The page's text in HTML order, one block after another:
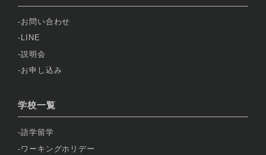
お問い合わせ
LINE
説明会
お申し込み
学校一覧
語学留学
ワーキングホリデー